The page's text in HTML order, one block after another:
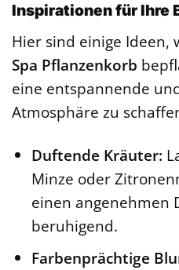
Inspirationen für Ihre
Hier sind einige Ideen,
Spa Pflanzenkorb
eine entspannende
Atmosphäre zu
Duftende Kräuter:
Minze oder
einen angenehmen
beruhigend.
Farbenprächtige